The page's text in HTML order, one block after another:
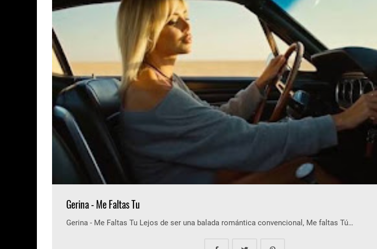
Gerina - Me Faltas Tu
Gerina - Me Faltas Tu Lejos de ser una balada romántica convencional, Me faltas Tú…